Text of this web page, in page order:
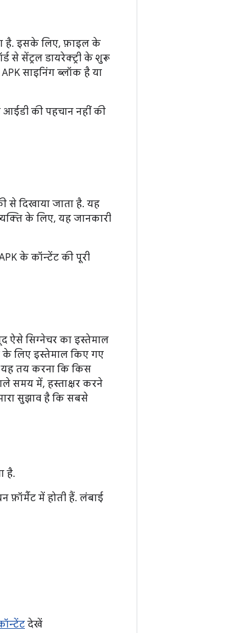
है. इसके लिए, फ़ाइल के
से सेंट्रल डायरेक्ट्री के शुरू
साइनिंग ब्लॉक है या
की पहचान नहीं की
से दिखाया जाता है. यह
के लिए, यह जानकारी
के कॉन्टेंट की पूरी
ऐसे सिग्नेचर का इस्तेमाल
के लिए इस्तेमाल किए गए
यह तय करना कि किस
समय में, हस्ताक्षर करने
सुझाव है कि सबसे
है.
फ़ॉर्मैट में होती हैं. लंबाई
देखें